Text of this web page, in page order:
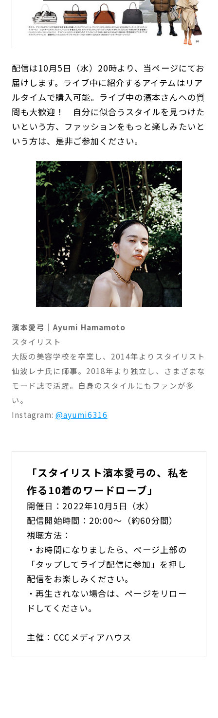
配信は10月5日（水）20時より、当ページにてお
届けします。ライブ中に紹介するアイテムはリア
ルタイムで購入可能。ライブ中の濱本さんへの質
問も大歓迎！ 自分に似合うスタイルを見つけた
いという方、ファッションをもっと楽しみたいと
いう方は、是非ご参加ください。
濱本愛弓｜Ayumi Hamamoto
スタイリスト
大阪の美容学校を卒業し、2014年よりスタイリスト
仙波レナ氏に師事。2018年より独立し、さまざまな
モード誌で活躍。自身のスタイルにもファンが多
い。
Instagram:@ayumi6316
「スタイリスト濱本愛弓の、私を
作る10着のワードローブ」
開催日：2022年10月5日（水）
配信開始時間：20:00～（約60分間）
視聴方法：
・お時間になりましたら、ページ上部の
「タップしてライブ配信に参加」を押し
配信をお楽しみください。
・再生されない場合は、ページをリロー
ドしてください。
主催：CCCメディアハウス